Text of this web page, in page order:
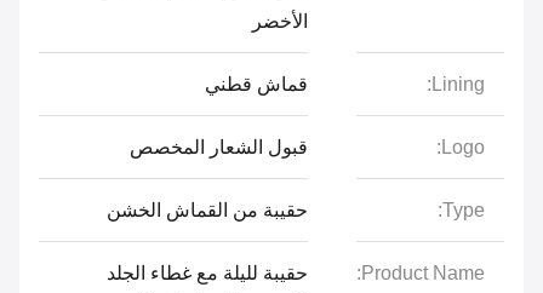
الأخضر
Lining: قماش قطني
Logo: قبول الشعار المخصص
Type: حقيبة من القماش الخشن
Product Name:
حقيبة لليلة مع غطاء الجلد